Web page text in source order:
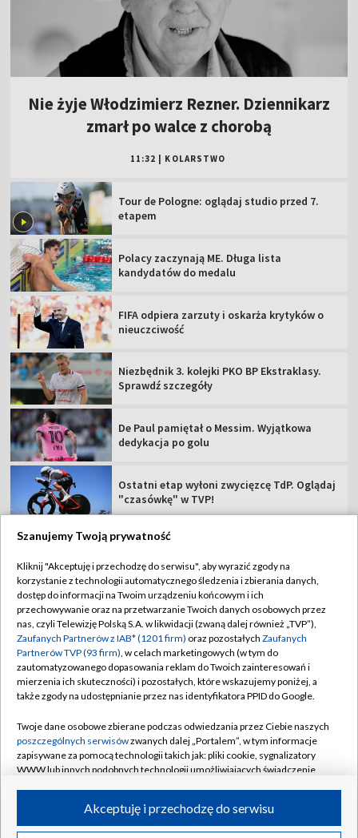
Nie żyje Włodzimierz Rezner. Dziennikarz
zmarł po walce z chorobą
11:32 KOLARSTWO
Tour de Pologne: oglądaj studio przed 7.
etapem
Polacy zaczynają ME. Długa lista
kandydatów do medalu
FIFA odpiera zarzuty i oskarża krytyków o
nieuczciwość
Niezbędnik 3. kolejki PKO BP Ekstraklasy.
Sprawdź szczegóły
De Paul pamiętał o Messim. Wyjątkowa
dedykacja po golu
Ostatni etap wyłoni zwycięzcę TdP. Oglądaj
"czasówkę" w TVP!
TVP
Abonament TVP
Sklep TVP
Biuro Reklamy
Oferta Handlowa
Emisja w TVP
Rada Programowa
Ogłoszenia przetargowe
Akademia Telewizyjna
Regulamin TVP
Polityka prywatności
Moje zgody
Biuro reklamy
Kanały
©2026 Telewizja Polska Spółka Akcyjna w likwidacji
Szanujemy Twoją prywatność
Kliknij "Akceptuję i przechodzę do serwisu", aby wyrazić zgody na
korzystanie z technologii automatycznego śledzenia i zbierania danych,
dostęp do informacji na Twoim urządzeniu końcowym i ich
przechowywanie oraz na przetwarzanie Twoich danych osobowych przez
nas, czyli Telewizję Polską S.A. w likwidacji (zwaną dalej również „TVP”),
Zaufanych Partnerów z IAB* (1201 firm) oraz pozostałych Zaufanych
Partnerów TVP (93 firm), w celach marketingowych (w tym do
zautomatyzowanego dopasowania reklam do Twoich zainteresowań i
mierzenia ich skuteczności) i pozostałych, które wskazujemy poniżej, a
także zgody na udostępnianie przez nas identyfikatora PPID do Google.
Twoje dane osobowe zbierane podczas odwiedzania przez Ciebie naszych
poszczególnych serwisówzwanych dalej „Portalem”, w tym informacje
zapisywane za pomocą technologii takich jak: pliki cookie, sygnalizatory
WWW lub innych podobnych technologii umożliwiających świadczenie
ruchu w Internecie.Akceptuję i przechodzę do serwisu